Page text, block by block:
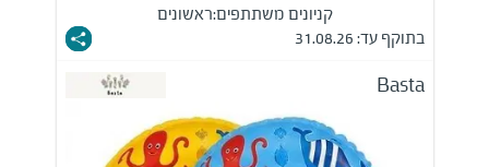
קניונים משתתפים:ראשונים
בתוקף עד: 31.08.26
Basta